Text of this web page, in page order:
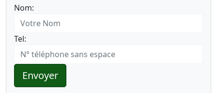
Nom:
Tel:
Envoyer